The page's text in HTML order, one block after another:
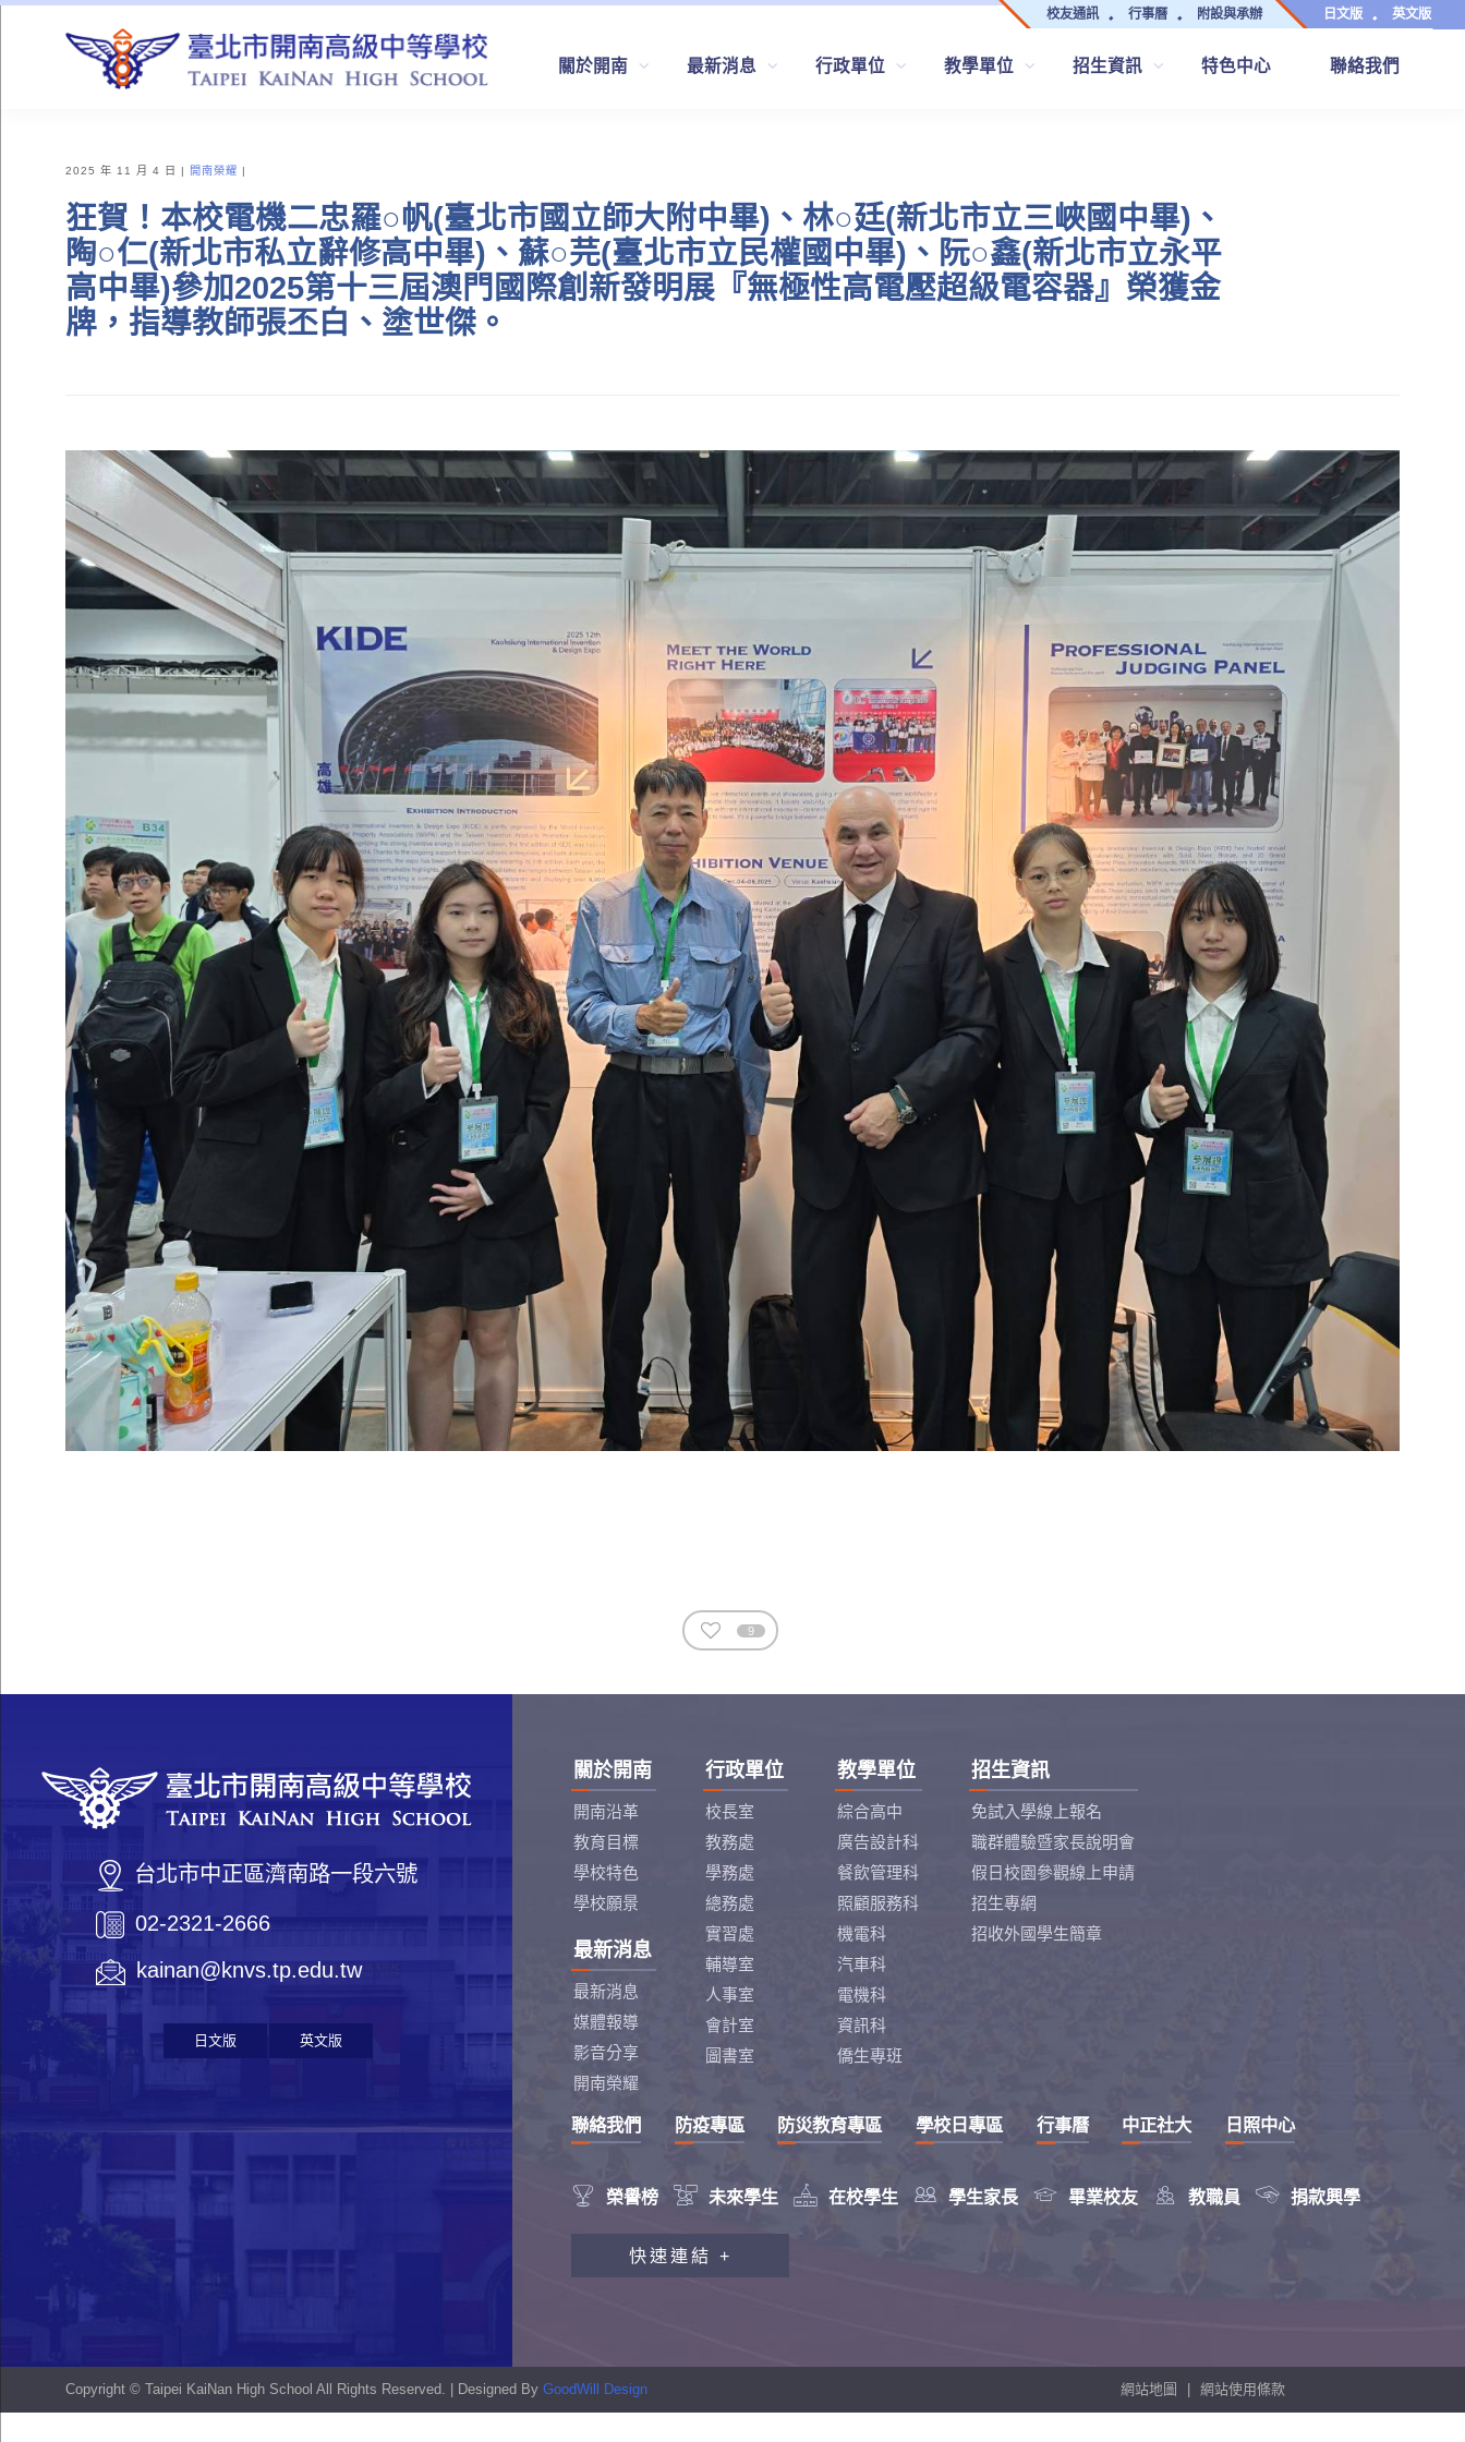
校友通訊 行事曆 附設與承辦 日文版 英文版
關於開南 最新消息 行政單位 教學單位 招生資訊 特色中心 聯絡我們
QUICK LINKS
2025 年 11 月 4 日 開南榮耀
狂賀！本校電機二忠羅○帆(臺北市國立師大附中畢)、林○廷(新北市立三峽國中畢)、
陶○仁(新北市私立辭修高中畢)、蘇○芫(臺北市立民權國中畢)、阮○鑫(新北市立永平
高中畢)參加2025第十三屆澳門國際創新發明展『無極性高電壓超級電容器』榮獲金
牌，指導教師張丕白、塗世傑。
9
台北市中正區濟南路一段六號
02-2321-2666
kainan@knvs.tp.edu.tw
日文版 英文版
關於開南
開南沿革
教育目標
學校特色
學校願景
最新消息
最新消息
媒體報導
影音分享
開南榮耀
行政單位
校長室
教務處
學務處
總務處
實習處
輔導室
人事室
會計室
圖書室
教學單位
綜合高中
廣告設計科
餐飲管理科
照顧服務科
機電科
汽車科
電機科
資訊科
僑生專班
招生資訊
免試入學線上報名
職群體驗暨家長說明會
假日校園參觀線上申請
招生專網
招收外國學生簡章
 榮譽榜  未來學生  在校學生  學生家長  畢業校友  教職員  捐款興學
聯絡我們 防疫專區 防災教育專區 學校日專區 行事曆 中正社大 日照中心
快速連結 +
教職員工研習專區
學生申訴及再申訴制度
Copyright © Taipei KaiNan High School All Rights Reserved. | Designed By GoodWill Design 網站地圖 網站使用條款